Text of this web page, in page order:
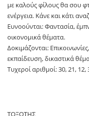
με καλούς φίλους θα σου
ενέργεια. Κάνε και κάτι
Ευνοούνται: Φαντασία,
οικονομικά θέματα.
Δοκιμάζονται:
εκπαίδευση, δικαστικά
Τυχεροί αριθμοί: 30, 21, 12,
ΤΟΞΟΤΗΣ